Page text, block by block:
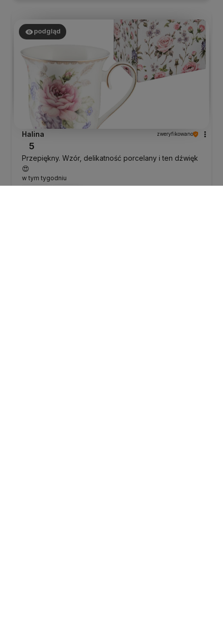
podgląd
Halina zweryfikowano
5
Przepiękny. Wzór, delikatność porcelany i ten dźwięk
😍
w tym tygodniu